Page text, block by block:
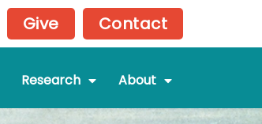
Give Contact
Research About